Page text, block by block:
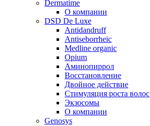
Dermatime
О компании
DSD De Luxe
Antidandruff
Antiseborrheic
Medline organic
Opium
Аминопиррол
Восстановление
Двойное действие
Стимуляция роста волос
Экзосомы
О компании
Genosys